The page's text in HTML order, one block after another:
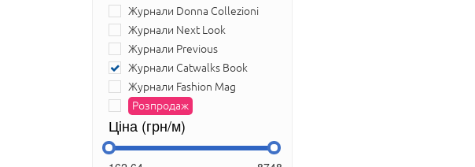
Журнали Donna Collezioni
Журнали Next Look
Журнали Previous
Журнали Catwalks Book
Журнали Fashion Mag
Розпродаж
Ціна (грн/м)